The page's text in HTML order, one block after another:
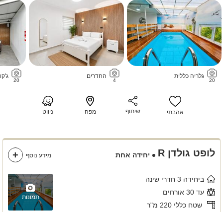
20
גלריה כללית
4
החדרים
20
אהבתי שיתוף מפה ניווט
לופט גולדן R יחידה אחת
תמונות
ביחידה 3 חדרי שינה
עד 30 אורחים
שטח כללי 220 מ"ר
מידע נוסף